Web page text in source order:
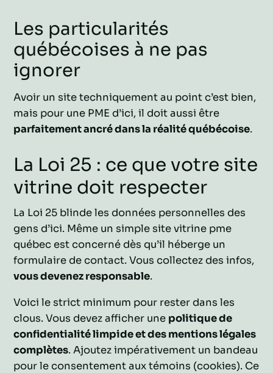
Les particularités
québécoises à ne pas
ignorer
Avoir un site techniquement au point c’est bien,
mais pour une PME d’ici, il doit aussi être
parfaitement ancré dans la réalité québécoise.
La Loi 25 : ce que votre site
vitrine doit respecter
La Loi 25 blinde les données personnelles des
gens d’ici. Même un simple site vitrine pme
québec est concerné dès qu’il héberge un
formulaire de contact. Vous collectez des infos,
vous devenez responsable.
Voici le strict minimum pour rester dans les
clous. Vous devez afficher une politique de
confidentialité limpide et des mentions légales
complètes. Ajoutez impérativement un bandeau
pour le consentement aux témoins (cookies). Ce